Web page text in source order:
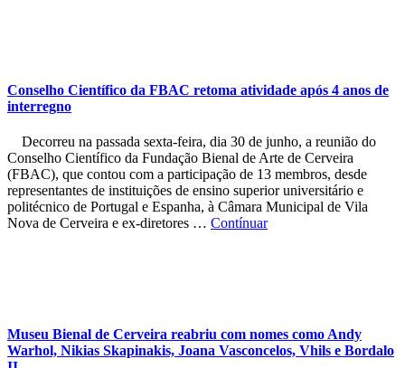
Conselho Científico da FBAC retoma atividade após 4 anos de
interregno
Decorreu na passada sexta-feira, dia 30 de junho, a reunião do
Conselho Científico da Fundação Bienal de Arte de Cerveira
(FBAC), que contou com a participação de 13 membros, desde
representantes de instituições de ensino superior universitário e
politécnico de Portugal e Espanha, à Câmara Municipal de Vila
Nova de Cerveira e ex-diretores … Contínuar
Museu Bienal de Cerveira reabriu com nomes como Andy
Warhol, Nikias Skapinakis, Joana Vasconcelos, Vhils e Bordalo